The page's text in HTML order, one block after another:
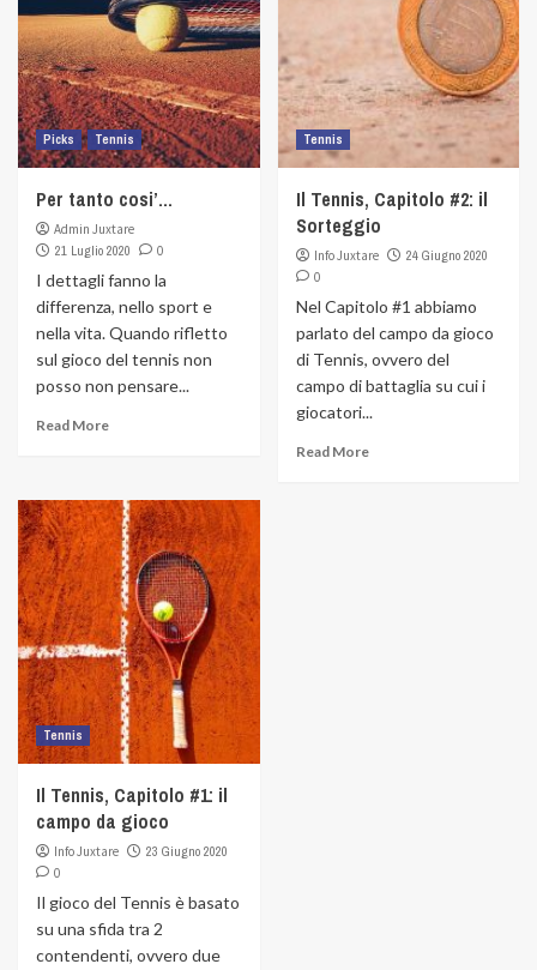
Picks Tennis
Per tanto cosi’…
Admin Juxtare
21 Luglio 2020
0
I dettagli fanno la
differenza, nello sport e
nella vita. Quando rifletto
sul gioco del tennis non
posso non pensare...
Read More
Tennis
Il Tennis, Capitolo #2: il
Sorteggio
Info Juxtare
24 Giugno 2020
0
Nel Capitolo #1 abbiamo
parlato del campo da gioco
di Tennis, ovvero del
campo di battaglia su cui i
giocatori...
Read More
Tennis
Il Tennis, Capitolo #1: il
campo da gioco
Info Juxtare
23 Giugno 2020
0
Il gioco del Tennis è basato
su una sfida tra 2
contendenti, ovvero due